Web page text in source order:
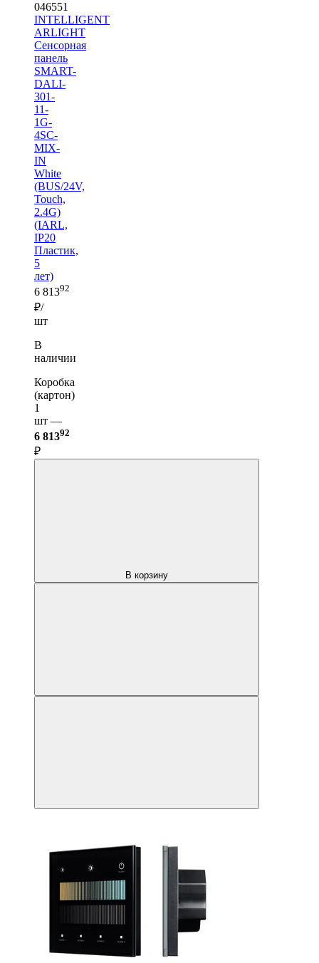
046551
INTELLIGENT
ARLIGHT
Сенсорная
панель
SMART-
DALI-
301-
11-
1G-
4SC-
MIX-
IN
White
(BUS/24V,
Touch,
2.4G)
(IARL,
IP20
Пластик,
5
лет)
6 81392
₽/
шт
В
наличии
Коробка
(картон)
1
шт —
6 81392
₽
В корзину